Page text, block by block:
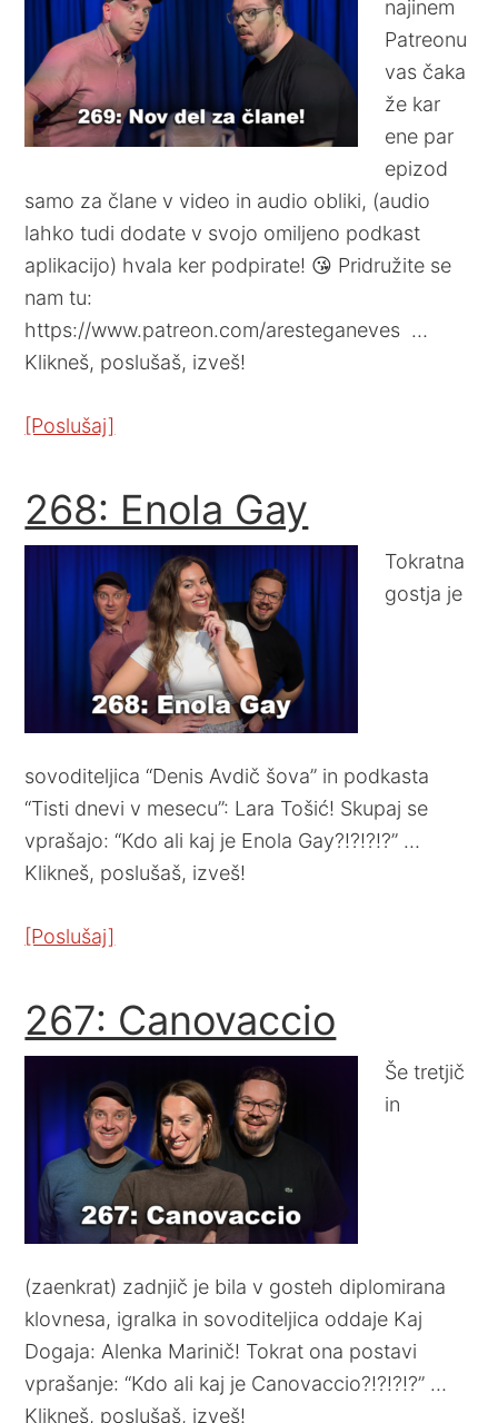
najinem
Patreonu
vas čaka
že kar
ene par
epizod
samo za člane v video in audio obliki, (audio
lahko tudi dodate v svojo omiljeno podkast
aplikacijo) hvala ker podpirate! 😘 Pridružite se
nam tu:
https://www.patreon.com/aresteganeves …
Klikneš, poslušaš, izveš!
[Poslušaj]
268: Enola Gay
Tokratna
gostja je
sovoditeljica “Denis Avdič šova” in podkasta
“Tisti dnevi v mesecu”: Lara Tošić! Skupaj se
vprašajo: “Kdo ali kaj je Enola Gay?!?!?!?” …
Klikneš, poslušaš, izveš!
[Poslušaj]
267: Canovaccio
Še tretjič
in
(zaenkrat) zadnjič je bila v gosteh diplomirana
klovnesa, igralka in sovoditeljica oddaje Kaj
Dogaja: Alenka Marinič! Tokrat ona postavi
vprašanje: “Kdo ali kaj je Canovaccio?!?!?!?” …
Klikneš, poslušaš, izveš!